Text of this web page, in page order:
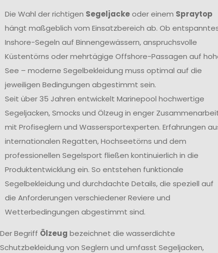
Die Wahl der richtigen Segeljackeoder einem Spraytop
hängt maßgeblich vom Einsatzbereich ab. Ob
Inshore-Segeln auf Binnengewässern, anspruchsvolle
Küstentörns oder mehrtägige Offshore-Passagen auf
See – moderne Segelbekleidung muss optimal auf die
jeweiligen Bedingungen abgestimmt sein.
Seit über 35 Jahren entwickelt Marinepool hochwertige
Segeljacken, Smocks und Ölzeug in enger
mit Profiseglern und Wassersportexperten. Erfahrungen
internationalen Regatten, Hochseetörns und dem
professionellen Segelsport fließen kontinuierlich in die
Produktentwicklung ein. So entstehen funktionale
Segelbekleidung und durchdachte Details, die speziell auf
die Anforderungen verschiedener Reviere und
Wetterbedingungen abgestimmt sind.
Der Begriff Ölzeug bezeichnet die wasserdichte
Schutzbekleidung von Seglern und umfasst Segeljacken,